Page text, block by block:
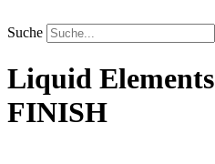
Inhalt
springen
Suche
Liquid Elements
FINISH